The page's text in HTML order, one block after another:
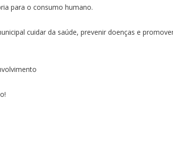
para o consumo humano.
cuidar da saúde, prevenir doenças e